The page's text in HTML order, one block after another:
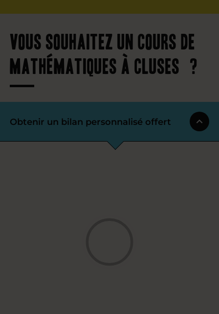
Vous souhaitez un cours de
mathématiques à Cluses ?
Obtenir un bilan personnalisé offert